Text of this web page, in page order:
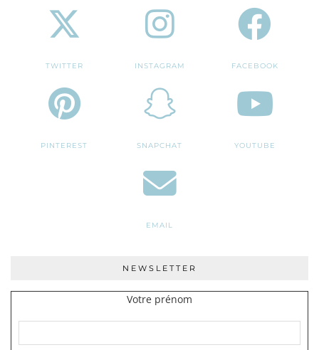
TWITTER INSTAGRAM FACEBOOK
PINTEREST SNAPCHAT YOUTUBE
EMAIL
NEWSLETTER
Votre prénom